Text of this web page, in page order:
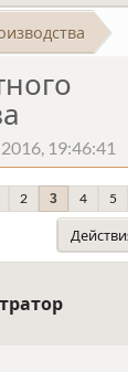
19:46:41
2 3 4 5